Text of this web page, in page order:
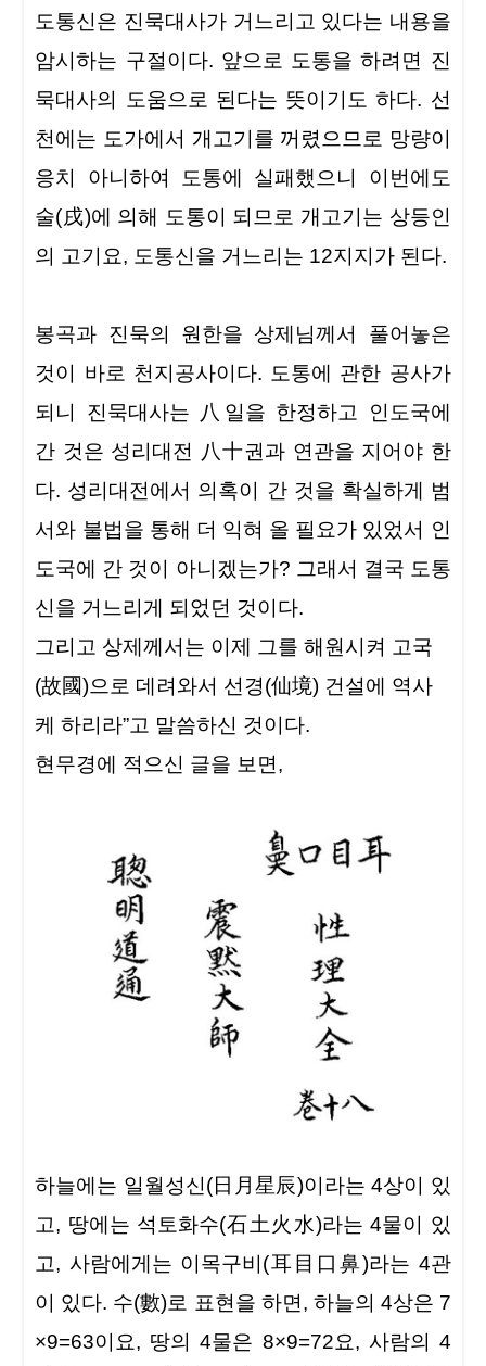
도통신은 진묵대사가 거느리고 있다는 내용을
암시하는 구절이다. 앞으로 도통을 하려면 진
묵대사의 도움으로 된다는 뜻이기도 하다. 선
천에는 도가에서 개고기를 꺼렸으므로 망량이
응치 아니하여 도통에 실패했으니 이번에도
술(戌)에 의해 도통이 되므로 개고기는 상등인
의 고기요, 도통신을 거느리는 12지지가 된다.
봉곡과 진묵의 원한을 상제님께서 풀어놓은
것이 바로 천지공사이다. 도통에 관한 공사가
되니 진묵대사는 八일을 한정하고 인도국에
간 것은 성리대전 八十권과 연관을 지어야 한
다. 성리대전에서 의혹이 간 것을 확실하게 범
서와 불법을 통해 더 익혀 올 필요가 있었서 인
도국에 간 것이 아니겠는가? 그래서 결국 도통
신을 거느리게 되었던 것이다.
그리고 상제께서는 이제 그를 해원시켜 고국
(故國)으로 데려와서 선경(仙境) 건설에 역사
케 하리라”고 말씀하신 것이다.
현무경에 적으신 글을 보면,
하늘에는 일월성신(日月星辰)이라는 4상이 있
고, 땅에는 석토화수(石土火水)라는 4물이 있
고, 사람에게는 이목구비(耳目口鼻)라는 4관
이 있다. 수(數)로 표현을 하면, 하늘의 4상은 7
×9=63이요, 땅의 4물은 8×9=72요, 사람의 4